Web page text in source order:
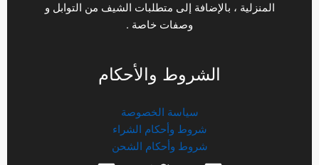
المنزلية ، بالإضافة إلى متطلبات الشيف من التوابل و
وصفات خاصة .
الشروط والأحكام
سياسة الخصوصة
شروط وأحكام الشراء
شروط وأحكام الشحن